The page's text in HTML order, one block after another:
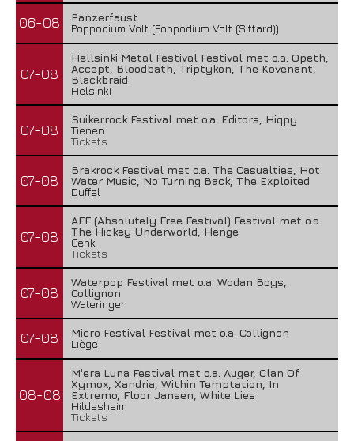
06-08
Panzerfaust
Poppodium Volt (Poppodium Volt (Sittard))
07-08
Hellsinki Metal Festival Festival met o.a. Opeth,
Accept, Bloodbath, Triptykon, The Kovenant,
Blackbraid
Helsinki
07-08
Suikerrock Festival met o.a. Editors, Hiqpy
Tienen
Tickets
07-08
Brakrock Festival met o.a. The Casualties, Hot
Water Music, No Turning Back, The Exploited
Duffel
07-08
AFF (Absolutely Free Festival) Festival met o.a.
The Hickey Underworld, Henge
Genk
Tickets
07-08
Waterpop Festival met o.a. Wodan Boys,
Collignon
Wateringen
07-08
Micro Festival Festival met o.a. Collignon
Liège
08-08
M'era Luna Festival met o.a. Auger, Clan Of
Xymox, Xandria, Within Temptation, In
Extremo, Floor Jansen, White Lies
Hildesheim
Tickets